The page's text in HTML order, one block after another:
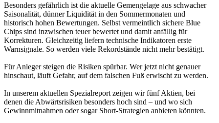
Besonders gefährlich ist die aktuelle Gemengelage aus schwacher
Saisonalität, dünner Liquidität in den Sommermonaten und
historisch hohen Bewertungen. Selbst vermeintlich sichere Blue
Chips sind inzwischen teuer bewertet und damit anfällig für
Korrekturen. Gleichzeitig liefern technische Indikatoren erste
Warnsignale. So werden viele Rekordstände nicht mehr bestätigt.
Für Anleger steigen die Risiken spürbar. Wer jetzt nicht genauer
hinschaut, läuft Gefahr, auf dem falschen Fuß erwischt zu werden.
In unserem aktuellen Spezialreport zeigen wir fünf Aktien, bei
denen die Abwärtsrisiken besonders hoch sind – und wo sich
Gewinnmitnahmen oder sogar Short-Strategien anbieten könnten.